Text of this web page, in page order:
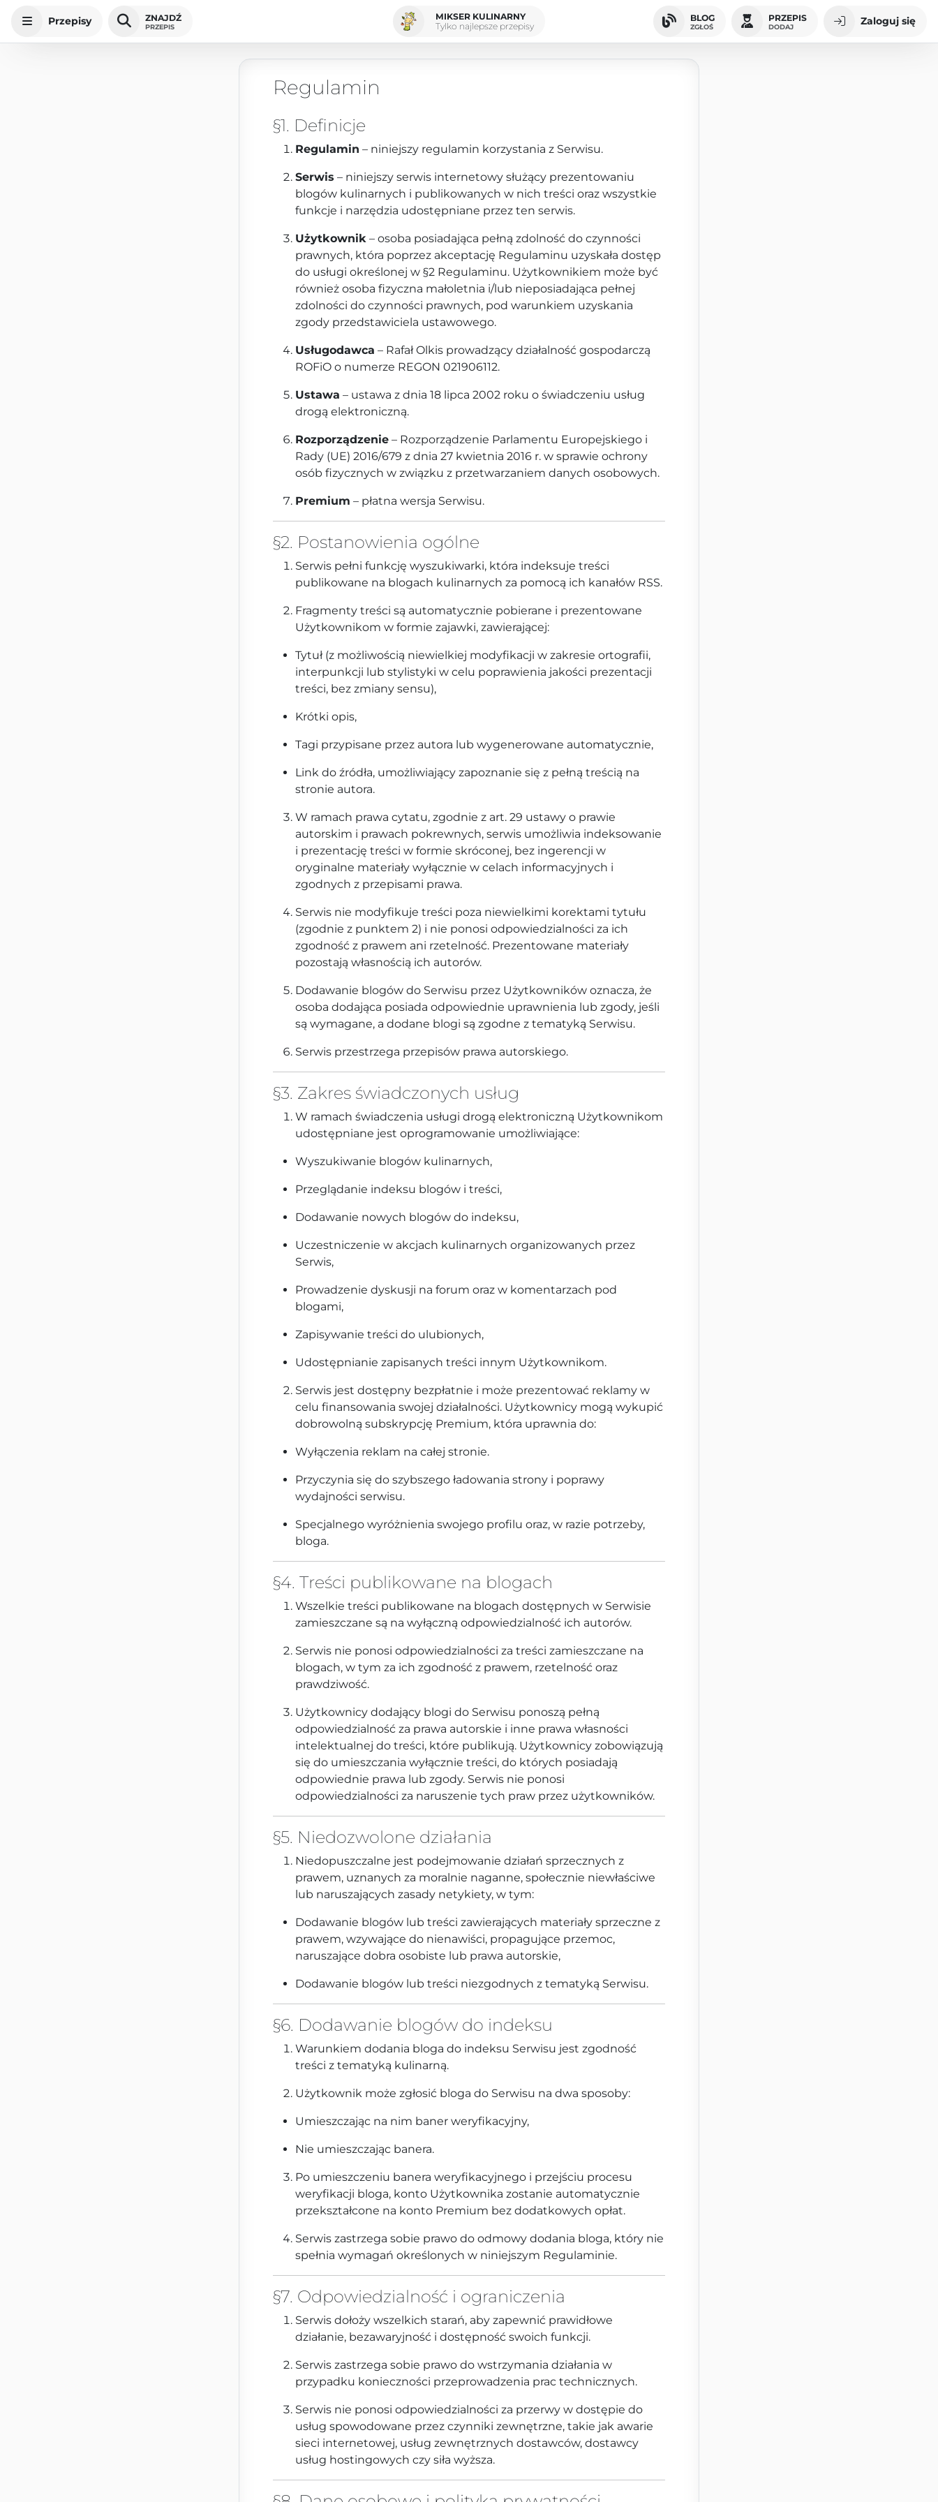
Przepisy ZNAJDŹ
PRZEPIS
MIKSER KULINARNY
Tylko najlepsze przepisy
BLOG
ZGŁOŚ
PRZEPIS
DODAJ Zaloguj się
Regulamin
§1. Definicje
Regulamin – niniejszy regulamin korzystania z Serwisu.
Serwis – niniejszy serwis internetowy służący prezentowaniu
blogów kulinarnych i publikowanych w nich treści oraz wszystkie
funkcje i narzędzia udostępniane przez ten serwis.
Użytkownik – osoba posiadająca pełną zdolność do czynności
prawnych, która poprzez akceptację Regulaminu uzyskała dostęp
do usługi określonej w §2 Regulaminu. Użytkownikiem może być
również osoba fizyczna małoletnia i/lub nieposiadająca pełnej
zdolności do czynności prawnych, pod warunkiem uzyskania
zgody przedstawiciela ustawowego.
Usługodawca – Rafał Olkis prowadzący działalność gospodarczą
ROFiO o numerze REGON 021906112.
Ustawa – ustawa z dnia 18 lipca 2002 roku o świadczeniu usług
drogą elektroniczną.
Rozporządzenie – Rozporządzenie Parlamentu Europejskiego i
Rady (UE) 2016/679 z dnia 27 kwietnia 2016 r. w sprawie ochrony
osób fizycznych w związku z przetwarzaniem danych osobowych.
Premium – płatna wersja Serwisu.
§2. Postanowienia ogólne
Serwis pełni funkcję wyszukiwarki, która indeksuje treści
publikowane na blogach kulinarnych za pomocą ich kanałów RSS.
Fragmenty treści są automatycznie pobierane i prezentowane
Użytkownikom w formie zajawki, zawierającej:
Tytuł (z możliwością niewielkiej modyfikacji w zakresie ortografii,
interpunkcji lub stylistyki w celu poprawienia jakości prezentacji
treści, bez zmiany sensu),
Krótki opis,
Tagi przypisane przez autora lub wygenerowane automatycznie,
Link do źródła, umożliwiający zapoznanie się z pełną treścią na
stronie autora.
W ramach prawa cytatu, zgodnie z art. 29 ustawy o prawie
autorskim i prawach pokrewnych, serwis umożliwia indeksowanie
i prezentację treści w formie skróconej, bez ingerencji w
oryginalne materiały wyłącznie w celach informacyjnych i
zgodnych z przepisami prawa.
Serwis nie modyfikuje treści poza niewielkimi korektami tytułu
(zgodnie z punktem 2) i nie ponosi odpowiedzialności za ich
zgodność z prawem ani rzetelność. Prezentowane materiały
pozostają własnością ich autorów.
Dodawanie blogów do Serwisu przez Użytkowników oznacza, że
osoba dodająca posiada odpowiednie uprawnienia lub zgody, jeśli
są wymagane, a dodane blogi są zgodne z tematyką Serwisu.
Serwis przestrzega przepisów prawa autorskiego.
§3. Zakres świadczonych usług
W ramach świadczenia usługi drogą elektroniczną Użytkownikom
udostępniane jest oprogramowanie umożliwiające:
Wyszukiwanie blogów kulinarnych,
Przeglądanie indeksu blogów i treści,
Dodawanie nowych blogów do indeksu,
Uczestniczenie w akcjach kulinarnych organizowanych przez
Serwis,
Prowadzenie dyskusji na forum oraz w komentarzach pod
blogami,
Zapisywanie treści do ulubionych,
Udostępnianie zapisanych treści innym Użytkownikom.
Serwis jest dostępny bezpłatnie i może prezentować reklamy w
celu finansowania swojej działalności. Użytkownicy mogą wykupić
dobrowolną subskrypcję Premium, która uprawnia do:
Wyłączenia reklam na całej stronie.
Przyczynia się do szybszego ładowania strony i poprawy
wydajności serwisu.
Specjalnego wyróżnienia swojego profilu oraz, w razie potrzeby,
bloga.
§4. Treści publikowane na blogach
Wszelkie treści publikowane na blogach dostępnych w Serwisie
zamieszczane są na wyłączną odpowiedzialność ich autorów.
Serwis nie ponosi odpowiedzialności za treści zamieszczane na
blogach, w tym za ich zgodność z prawem, rzetelność oraz
prawdziwość.
Użytkownicy dodający blogi do Serwisu ponoszą pełną
odpowiedzialność za prawa autorskie i inne prawa własności
intelektualnej do treści, które publikują. Użytkownicy zobowiązują
się do umieszczania wyłącznie treści, do których posiadają
odpowiednie prawa lub zgody. Serwis nie ponosi
odpowiedzialności za naruszenie tych praw przez użytkowników.
§5. Niedozwolone działania
Niedopuszczalne jest podejmowanie działań sprzecznych z
prawem, uznanych za moralnie naganne, społecznie niewłaściwe
lub naruszających zasady netykiety, w tym:
Dodawanie blogów lub treści zawierających materiały sprzeczne z
prawem, wzywające do nienawiści, propagujące przemoc,
naruszające dobra osobiste lub prawa autorskie,
Dodawanie blogów lub treści niezgodnych z tematyką Serwisu.
§6. Dodawanie blogów do indeksu
Warunkiem dodania bloga do indeksu Serwisu jest zgodność
treści z tematyką kulinarną.
Użytkownik może zgłosić bloga do Serwisu na dwa sposoby:
Umieszczając na nim baner weryfikacyjny,
Nie umieszczając banera.
Po umieszczeniu banera weryfikacyjnego i przejściu procesu
weryfikacji bloga, konto Użytkownika zostanie automatycznie
przekształcone na konto Premium bez dodatkowych opłat.
Serwis zastrzega sobie prawo do odmowy dodania bloga, który nie
spełnia wymagań określonych w niniejszym Regulaminie.
§7. Odpowiedzialność i ograniczenia
Serwis dołoży wszelkich starań, aby zapewnić prawidłowe
działanie, bezawaryjność i dostępność swoich funkcji.
Serwis zastrzega sobie prawo do wstrzymania działania w
przypadku konieczności przeprowadzenia prac technicznych.
Serwis nie ponosi odpowiedzialności za przerwy w dostępie do
usług spowodowane przez czynniki zewnętrzne, takie jak awarie
sieci internetowej, usług zewnętrznych dostawców, dostawcy
usług hostingowych czy siła wyższa.